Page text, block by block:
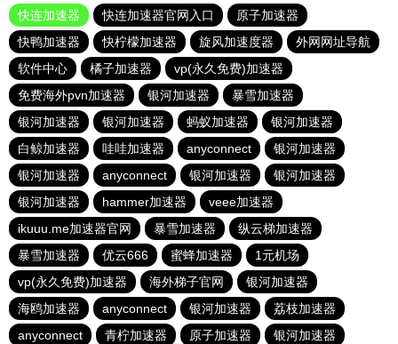
快连加速器
快连加速器官网入口
原子加速器
快鸭加速器
快柠檬加速器 旋风加速度器
外网网址导航
软件中心
橘子加速器
vp(永久免费)加速器
免费海外pvn加速器
银河加速器
暴雪加速器
银河加速器
银河加速器 蚂蚁加速器
银河加速器
白鲸加速器
哇哇加速器 anyconnect
银河加速器
银河加速器
anyconnect 银河加速器
银河加速器
银河加速器
hammer加速器
veee加速器
ikuuu.me加速器官网
暴雪加速器
纵云梯加速器
暴雪加速器
优云666 蜜蜂加速器
1元机场
vp(永久免费)加速器
海外梯子官网
银河加速器
海鸥加速器
anyconnect 银河加速器
荔枝加速器
anyconnect
青柠加速器 原子加速器 银河加速器